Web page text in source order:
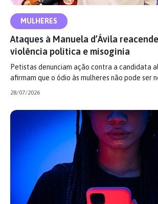
MULHERES
Ataques à Manuela d’Ávila
violência política e misoginia
Petistas denunciam ação contra a candidata
afirmam que o ódio às mulheres não pode ser
28/07/2026